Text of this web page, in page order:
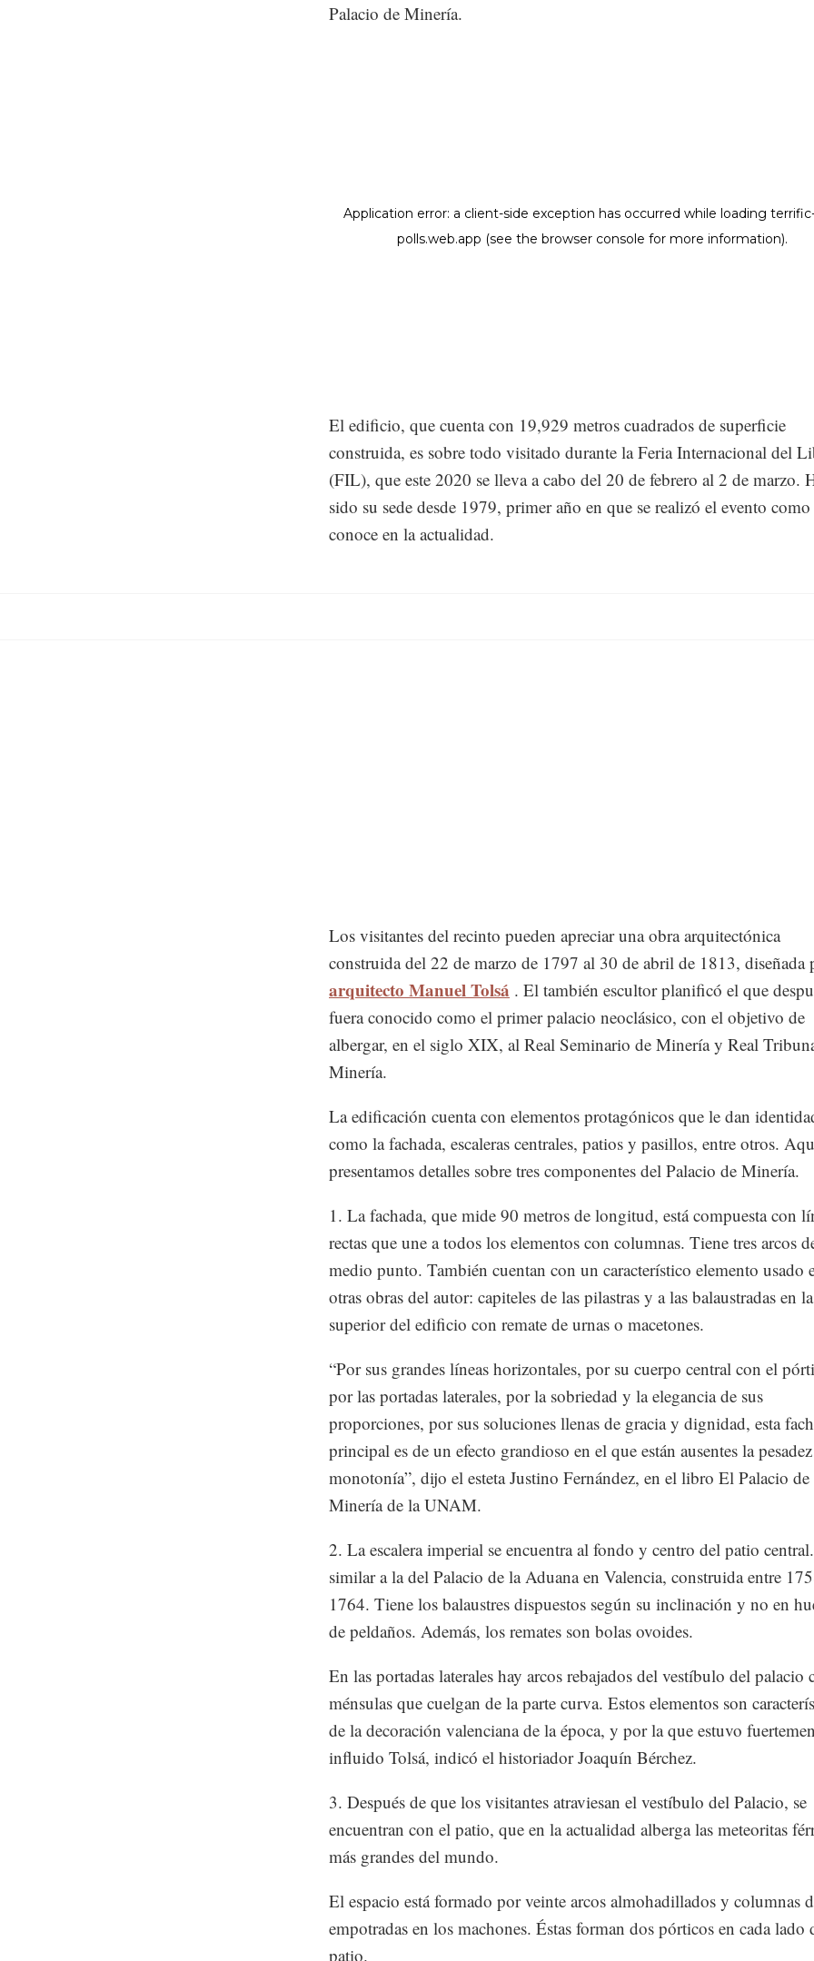
Palacio de Minería.
El edificio, que cuenta con 19,929 metros cuadrados de superficie
construida, es sobre todo visitado durante la Feria Internacional del
(FIL), que este 2020 se lleva a cabo del 20 de febrero al 2 de marzo.
sido su sede desde 1979, primer año en que se realizó el evento como
conoce en la actualidad.
Los visitantes del recinto pueden apreciar una obra arquitectónica
construida del 22 de marzo de 1797 al 30 de abril de 1813, diseñada
arquitecto Manuel Tolsá . El también escultor planificó el que
fuera conocido como el primer palacio neoclásico, con el objetivo de
albergar, en el siglo XIX, al Real Seminario de Minería y Real
Minería.
La edificación cuenta con elementos protagónicos que le dan
como la fachada, escaleras centrales, patios y pasillos, entre otros.
presentamos detalles sobre tres componentes del Palacio de Minería.
1. La fachada, que mide 90 metros de longitud, está compuesta con
rectas que une a todos los elementos con columnas. Tiene tres arcos
medio punto. También cuentan con un característico elemento usado
otras obras del autor: capiteles de las pilastras y a las balaustradas en
superior del edificio con remate de urnas o macetones.
“Por sus grandes líneas horizontales, por su cuerpo central con el
por las portadas laterales, por la sobriedad y la elegancia de sus
proporciones, por sus soluciones llenas de gracia y dignidad, esta
principal es de un efecto grandioso en el que están ausentes la
monotonía”, dijo el esteta Justino Fernández, en el libro El Palacio de
Minería de la UNAM.
2. La escalera imperial se encuentra al fondo y centro del patio
similar a la del Palacio de la Aduana en Valencia, construida entre
1764. Tiene los balaustres dispuestos según su inclinación y no en
de peldaños. Además, los remates son bolas ovoides.
En las portadas laterales hay arcos rebajados del vestíbulo del palacio
ménsulas que cuelgan de la parte curva. Estos elementos son
de la decoración valenciana de la época, y por la que estuvo
influido Tolsá, indicó el historiador Joaquín Bérchez.
3. Después de que los visitantes atraviesan el vestíbulo del Palacio, se
encuentran con el patio, que en la actualidad alberga las meteoritas
más grandes del mundo.
El espacio está formado por veinte arcos almohadillados y columnas
empotradas en los machones. Éstas forman dos pórticos en cada lado
patio.